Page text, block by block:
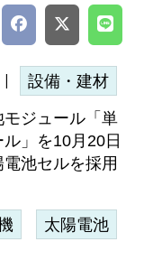
設備・建材
ジュール「単
」を10月20日
池セルを採用
太陽電池